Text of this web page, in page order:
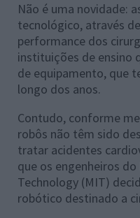
Não é uma novidade:
tecnológico, através
performance dos
instituições de ensino
de equipamento, que
longo dos anos.
Contudo, conforme
robôs não têm sido
tratar acidentes
que os engenheiros
Technology (MIT)
robótico destinado a